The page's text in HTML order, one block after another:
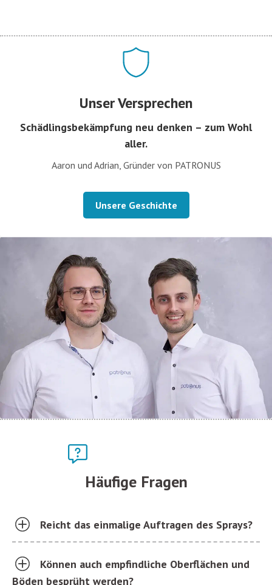
Unser Versprechen
Schädlingsbekämpfung neu denken – zum Wohl
aller.
Aaron und Adrian, Gründer von PATRONUS
Unsere Geschichte
Häufige Fragen
Reicht das einmalige Auftragen des Sprays?
Können auch empfindliche Oberflächen und
Böden besprüht werden?